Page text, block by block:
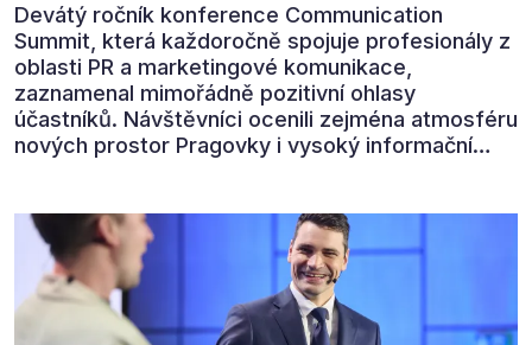
Devátý ročník konference Communication
Summit, která každoročně spojuje profesionály z
oblasti PR a marketingové komunikace,
zaznamenal mimořádně pozitivní ohlasy
účastníků. Návštěvníci ocenili zejména atmosféru
nových prostor Pragovky i vysoký informační
zúčastnit i příštího ročníku. „Příjemná konference,
výborný program, hezké prostory, Daniel Stach
absolutně nejlepší moderátor!!!“ Tak shrnul
Communication Summit jeden z 330 účastníků ve
své zpětné vazbě. Ta potvrdila, co bylo slyšet i